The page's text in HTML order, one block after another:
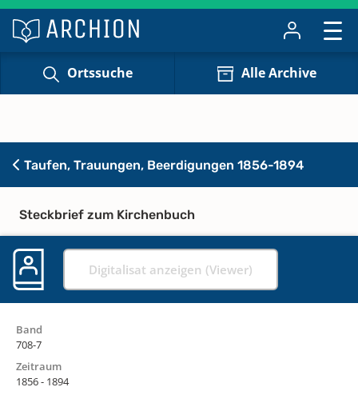
Ortssuche Alle Archive
Taufen, Trauungen, Beerdigungen 1856-1894
Steckbrief zum Kirchenbuch
Digitalisat anzeigen (Viewer)
Band
708-7
Zeitraum
1856 - 1894